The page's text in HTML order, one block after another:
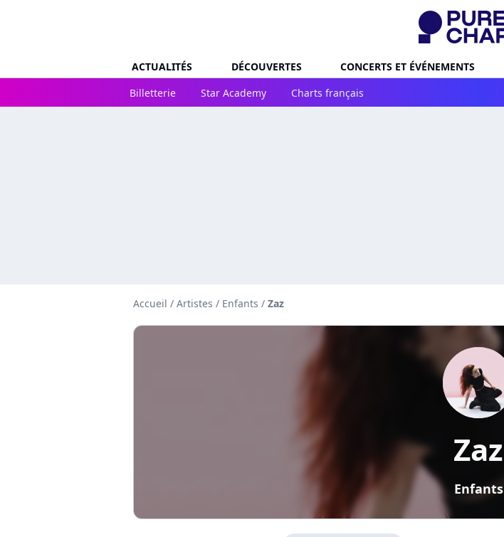
ACTUALITÉS DÉCOUVERTES CONCERTS ET ÉVÉNEMENTS
Billetterie
Star Academy Charts français
Accueil / Artistes / Enfants / Zaz
Zaz
Enfants